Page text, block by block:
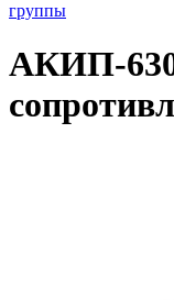
группы
АКИП-